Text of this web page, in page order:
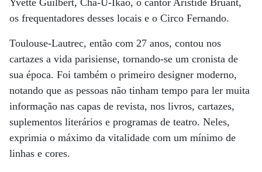
Yvette Guilbert, Cha-U-Ikao, o cantor Aristide Bruant,
os frequentadores desses locais e o Circo Fernando.
Toulouse-Lautrec, então com 27 anos, contou nos
cartazes a vida parisiense, tornando-se um cronista de
sua época. Foi também o primeiro designer moderno,
notando que as pessoas não tinham tempo para ler muita
informação nas capas de revista, nos livros, cartazes,
suplementos literários e programas de teatro. Neles,
exprimia o máximo da vitalidade com um mínimo de
linhas e cores.